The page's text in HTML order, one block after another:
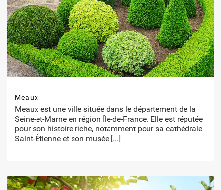
Meaux
Meaux est une ville située dans le département de la
Seine-et-Marne en région Île-de-France. Elle est réputée
pour son histoire riche, notamment pour sa cathédrale
Saint-Étienne et son musée [...]